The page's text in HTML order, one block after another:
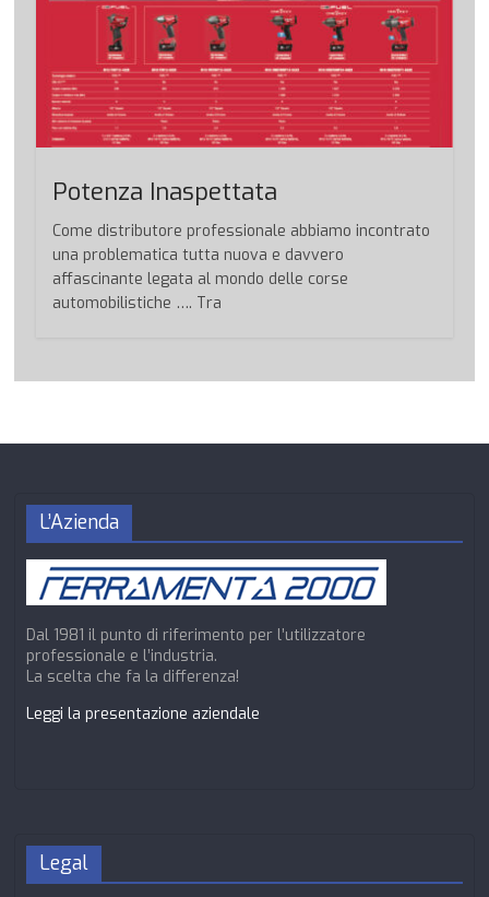
Potenza Inaspettata
Come distributore professionale abbiamo incontrato
una problematica tutta nuova e davvero
affascinante legata al mondo delle corse
automobilistiche …. Tra
L’Azienda
Dal 1981 il punto di riferimento per l’utilizzatore
professionale e l’industria.
La scelta che fa la differenza!
Leggi la presentazione aziendale
Legal